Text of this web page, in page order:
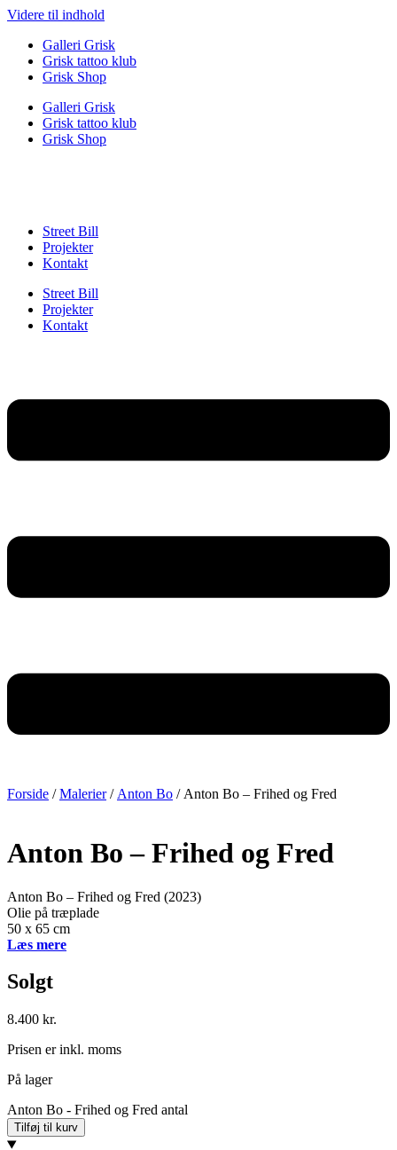
Videre til indhold
Galleri Grisk
Grisk tattoo klub
Grisk Shop
Galleri Grisk
Grisk tattoo klub
Grisk Shop
Street Bill
Projekter
Kontakt
Street Bill
Projekter
Kontakt
Forside /Malerier/ Anton Bo / Anton Bo – Frihed og Fred
Anton Bo – Frihed og Fred
Anton Bo – Frihed og Fred (2023)
Olie på træplade
50 x 65 cm
Læs mere
Solgt
8.400 kr.
Prisen er inkl. moms
På lager
Anton Bo - Frihed og Fred antal
Tilføj til kurv